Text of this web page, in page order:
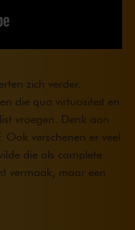
zich verder.
die qua virtuositeit en
vroegen. Denk aan
Ook verschenen er veel
die als complete
vermaak, maar een